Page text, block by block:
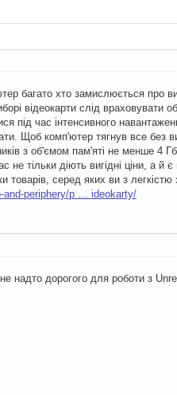
багато хто замислюється про
відеокарти слід враховувати
під час інтенсивного
Щоб комп'ютер тягнув все
з об'ємом пам'яті не менше 4
не тільки діють вигідні ціни, а
товарів, серед яких ви з легкістю
and-periphery/p … ideokarty/
надто дорогого для роботи з